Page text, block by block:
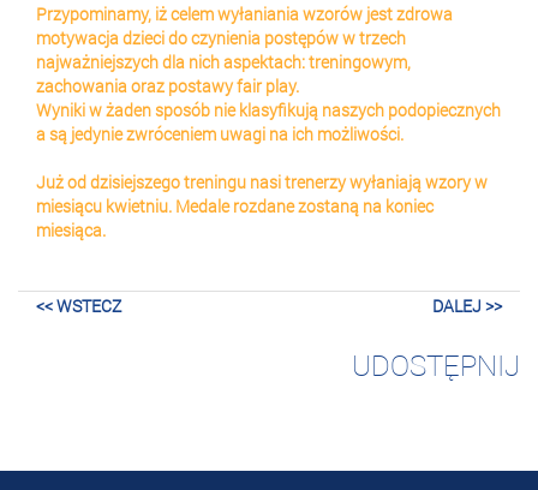
Przypominamy, iż celem wyłaniania wzorów jest zdrowa
motywacja dzieci do czynienia postępów w trzech
najważniejszych dla nich aspektach: treningowym,
zachowania oraz postawy fair play.
Wyniki w żaden sposób nie klasyfikują naszych podopiecznych
a są jedynie zwróceniem uwagi na ich możliwości.
Już od dzisiejszego treningu nasi trenerzy wyłaniają wzory w
miesiącu kwietniu. Medale rozdane zostaną na koniec
miesiąca.
<< WSTECZ DALEJ >>
UDOSTĘPNIJ